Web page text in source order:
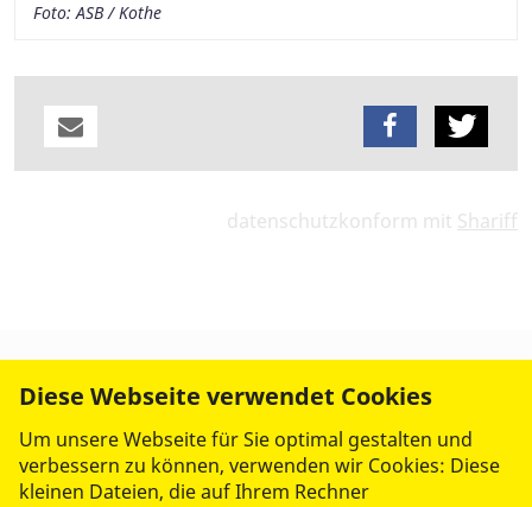
Foto: ASB / Kothe
datenschutzkonform mit Shariff
Diese Webseite verwendet Cookies
Um unsere Webseite für Sie optimal gestalten und
verbessern zu können, verwenden wir Cookies: Diese
kleinen Dateien, die auf Ihrem Rechner